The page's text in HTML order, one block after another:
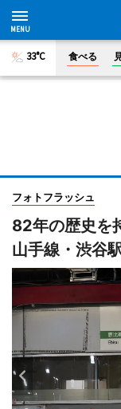
33°C 食べる
フォトフラッシュ
82年の歴史を
山手線・渋谷